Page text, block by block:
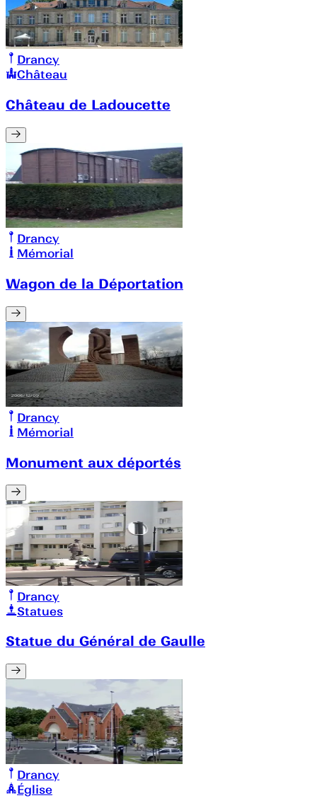
Drancy
Château
Château de Ladoucette
Drancy
Mémorial
Wagon de la Déportation
Drancy
Mémorial
Monument aux déportés
Drancy
Statues
Statue du Général de Gaulle
Drancy
Église